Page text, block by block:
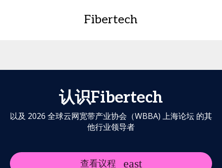
Fibertech
认识Fibertech
以及 2026 全球云网宽带产业协会（WBBA) 上海论坛 的其
他行业领导者
查看议程